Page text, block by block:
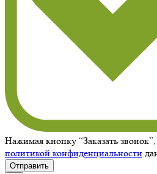
Нажимая кнопку “Заказать
политикой конфиденциальности
Отправить